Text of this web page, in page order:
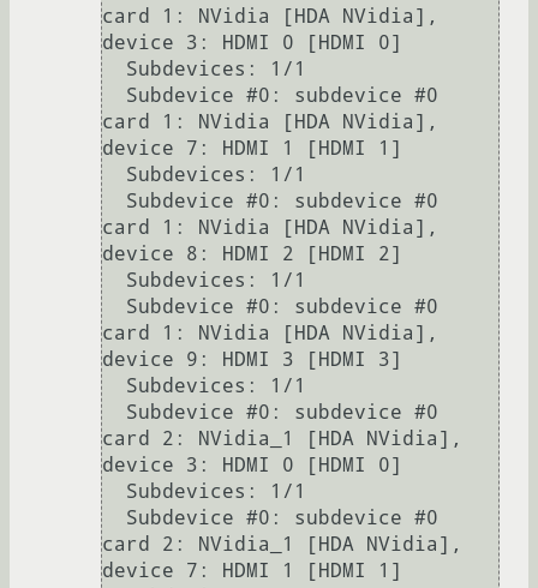
card 1: NVidia [HDA NVidia],
device 3: HDMI 0 [HDMI 0]
card 1: NVidia [HDA NVidia],
device 7: HDMI 1 [HDMI 1]
card 1: NVidia [HDA NVidia],
device 8: HDMI 2 [HDMI 2]
card 1: NVidia [HDA NVidia],
device 9: HDMI 3 [HDMI 3]
card 2: NVidia_1 [HDA NVidia],
device 3: HDMI 0 [HDMI 0]
card 2: NVidia_1 [HDA NVidia],
device 7: HDMI 1 [HDMI 1]